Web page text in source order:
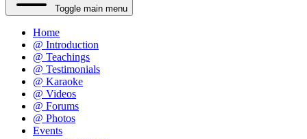
Toggle main menu
Home
@ Introduction
@ Teachings
@ Testimonials
@ Karaoke
@ Videos
@ Forums
@ Photos
Events